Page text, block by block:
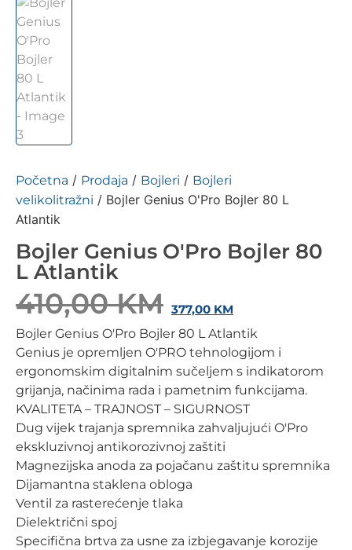
Početna / Prodaja / Bojleri / Bojleri
velikolitražni / Bojler Genius O'Pro Bojler 80 L
Atlantik
Bojler Genius O'Pro Bojler 80
L Atlantik
410,00KM 377,00 KM
Bojler Genius O'Pro Bojler 80 L Atlantik
Genius je opremljen O'PRO tehnologijom i
ergonomskim digitalnim sučeljem s indikatorom
grijanja, načinima rada i pametnim funkcijama.
KVALITETA – TRAJNOST – SIGURNOST
Dug vijek trajanja spremnika zahvaljujući O'Pro
ekskluzivnoj antikorozivnoj zaštiti
Magnezijska anoda za pojačanu zaštitu spremnika
Dijamantna staklena obloga
Ventil za rasterećenje tlaka
Dielektrični spoj
Specifična brtva za usne za izbjegavanje korozije